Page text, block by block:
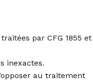
par CFG 1855 et
inexactes.
au traitement